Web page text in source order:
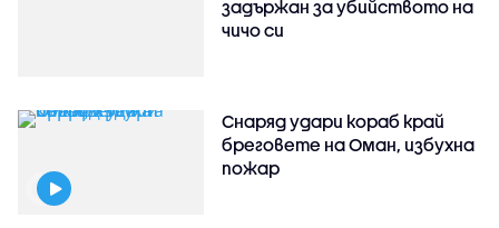
задържан за убийството на
чичо си
Снаряд удари кораб край
бреговете на Оман, избухна
пожар